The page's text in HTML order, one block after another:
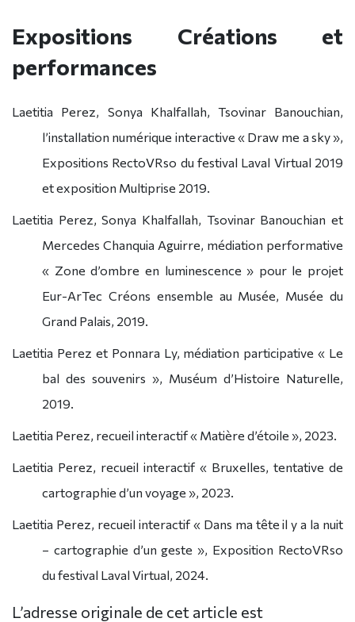
Expositions Créations et
performances
Laetitia Perez, Sonya Khalfallah, Tsovinar Banouchian,
l’installation numérique interactive « Draw me a sky »,
Expositions RectoVRso du festival Laval Virtual 2019
et exposition Multiprise 2019.
Laetitia Perez, Sonya Khalfallah, Tsovinar Banouchian et
Mercedes Chanquia Aguirre, médiation performative
« Zone d’ombre en luminescence » pour le projet
Eur-ArTec Créons ensemble au Musée, Musée du
Grand Palais, 2019.
Laetitia Perez et Ponnara Ly, médiation participative « Le
bal des souvenirs », Muséum d’Histoire Naturelle,
2019.
Laetitia Perez, recueil interactif « Matière d’étoile », 2023.
Laetitia Perez, recueil interactif « Bruxelles, tentative de
cartographie d’un voyage », 2023.
Laetitia Perez, recueil interactif « Dans ma tête il y a la nuit
– cartographie d’un geste », Exposition RectoVRso
du festival Laval Virtual, 2024.
L’adresse originale de cet article est